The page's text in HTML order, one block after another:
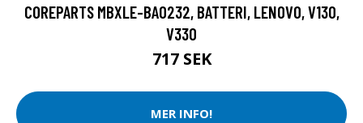
COREPARTS MBXLE-BA0232, BATTERI, LENOVO, V130,
V330
717 SEK
MER INFO!